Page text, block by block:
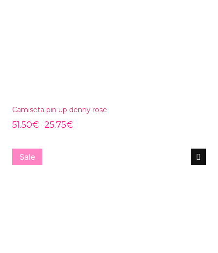
Camiseta pin up denny rose
51.50€ 25.75€
Sale